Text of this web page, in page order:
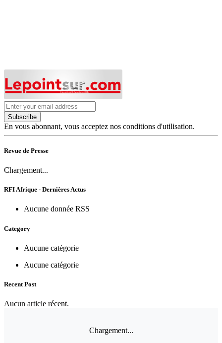
Subscribe
En vous abonnant, vous acceptez nos conditions d'utilisation.
Revue de Presse
Chargement...
RFI Afrique - Dernières Actus
Aucune donnée RSS
Category
Aucune catégorie
Aucune catégorie
Recent Post
Aucun article récent.
Chargement...